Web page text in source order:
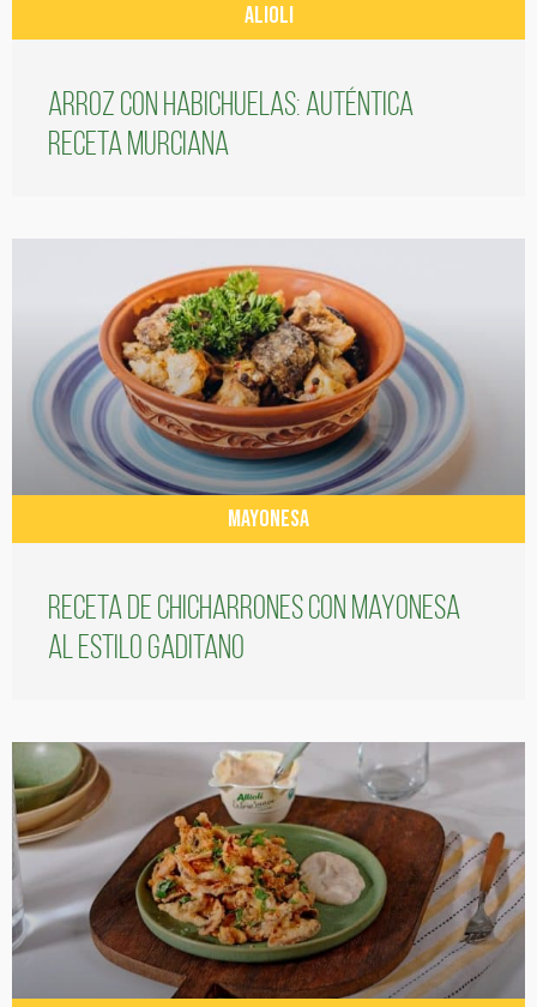
ALIOLI
Arroz con habichuelas: auténtica
receta murciana
MAYONESA
Receta de chicharrones con mayonesa
al estilo gaditano